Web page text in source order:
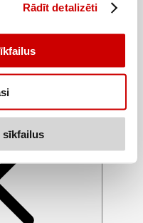
Rādīt detalizēti
sīkfailus
GRAFIA PLUS 100ml